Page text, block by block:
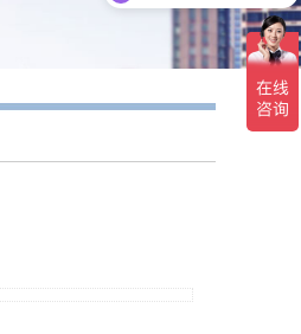
你们是怎么收费的呢